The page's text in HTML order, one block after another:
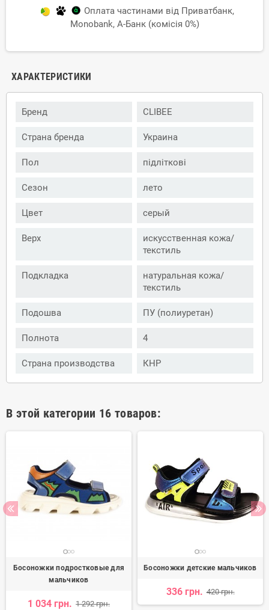
Оплата частинами від Приватбанк,
Monobank, А-Банк (комісія 0%)
ХАРАКТЕРИСТИКИ
Бренд CLIBEE
Страна бренда Украина
Пол підліткові
Сезон лето
Цвет серый
Верх
искусственная кожа/
текстиль
Подкладка
натуральная кожа/
текстиль
Подошва ПУ (полиуретан)
Полнота 4
Страна производства КНР
В этой категории 16 товаров:
Босоножки подростковые для
мальчиков
1 034 грн. 1 292 грн.
Босоножки детские мальчиков
336 грн. 420 грн.